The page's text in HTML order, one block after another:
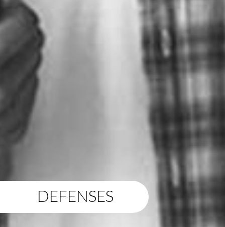
DEFENSES